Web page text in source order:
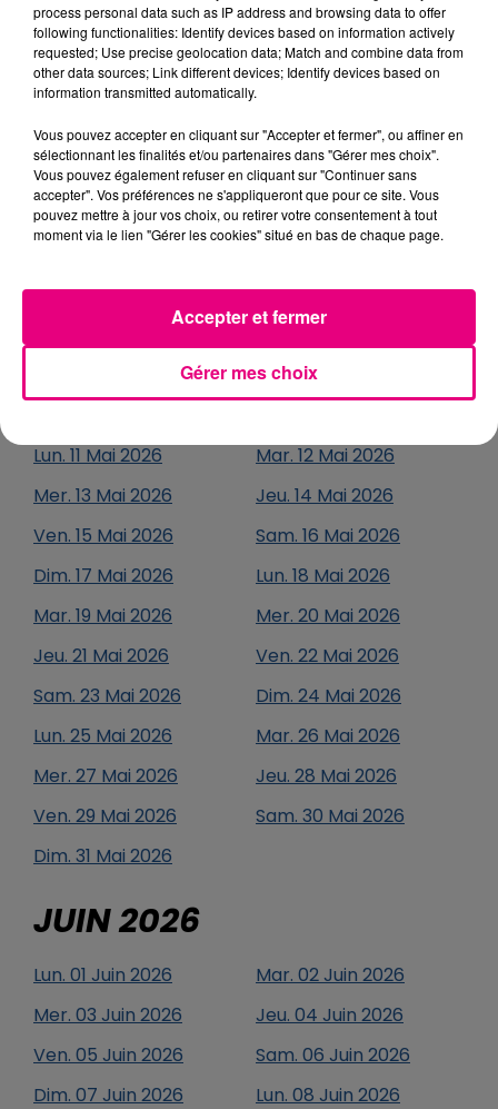
Jeu.23Avril 2026 Ven.24Avril2026
Sam.25 Avril2026 Dim.26 Avril2026
Lun.27Avril2026 Mar.
Mer.29Avril2026 Jeu.30 Avril2026
MAI2026
Dim.03Mai2026 Lun.04Mai2026
Ven.08
Lun. 11 Mai 2026 Mar. 12 Mai 2026
Mer. 13 Mai 2026 Jeu. 14 Mai 2026
Ven. 15 Mai 2026 Sam. 16 Mai 2026
Dim. 17 Mai 2026 Lun. 18 Mai 2026
Mar. 19 Mai 2026 Mer. 20 Mai 2026
Jeu. 21 Mai 2026 Ven. 22 Mai 2026
Sam. 23 Mai 2026 Dim. 24 Mai 2026
Lun. 25 Mai 2026 Mar. 26 Mai 2026
Mer. 27 Mai 2026 Jeu. 28 Mai 2026
Ven. 29 Mai 2026 Sam. 30 Mai 2026
Dim. 31 Mai 2026
JUIN2026
Lun. 01 Juin 2026 Mar. 02Juin 2026
Mer. 03 Juin 2026 Jeu. 04 Juin 2026
Ven. 05 Juin 2026 Sam. 06 Juin 2026
Dim. 07 Juin 2026 Lun. 08 Juin 2026
process personal data such as IP address and browsing data to offer
following functionalities: Identify devices based on information actively
requested; Use precise geolocation data; Match and combine data from
other data sources; Link different devices; Identify devices based on
information transmitted automatically.
Vous pouvez accepter en cliquant sur "Accepter et fermer", ou affiner en
sélectionnant les finalités et/ou partenaires dans "Gérer mes choix".
Vous pouvez également refuser en cliquant sur "Continuer sans
accepter". Vos préférences ne s'appliqueront que pour ce site. Vous
pouvez mettre à jour vos choix, ou retirer votre consentement à tout
moment via le lien "Gérer les cookies" situé en bas de chaque page.
Gérer mes choix
Accepter et fermer